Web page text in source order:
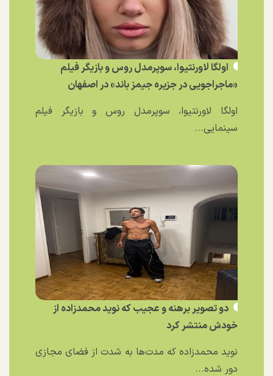
اولگا لاورنتیوا، سوپرمدل روس و بازیگر فیلم
«ماجراجویی در جزیره جیمز باند» در اصفهان
اولگا لاورنتیوا، سوپرمدل روس و بازیگر فیلم
سینمایی...
دو تصویر برهنه و عجیب که نوید محمدزاده از
خودش منتشر کرد
نوید محمدزاده که مدت‌ها به شدت از فضای مجازی
دور شده...